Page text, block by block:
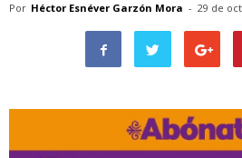
Por Héctor Esnéver Garzón Mora - 29 de